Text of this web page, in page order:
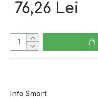
76,26 Lei
Info Smart